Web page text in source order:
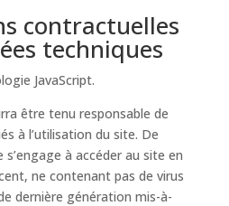
contractuelles
techniques
JavaScript.
être tenu responsable de
à l’utilisation du site. De
s’engage à accéder au site en
ne contenant pas de virus
dernière génération mis-à-